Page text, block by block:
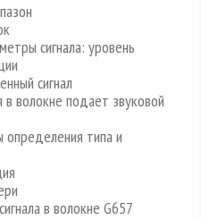
сигнала: уровень
сигнал
волокне подает звуковой
типа и
в волокне G657